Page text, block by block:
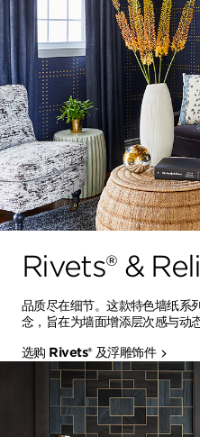
Rivets® &
品质尽在细节。这款特色墙纸系
念，旨在为墙面增添层次感与动态
选购 Rivets® 及浮雕饰件